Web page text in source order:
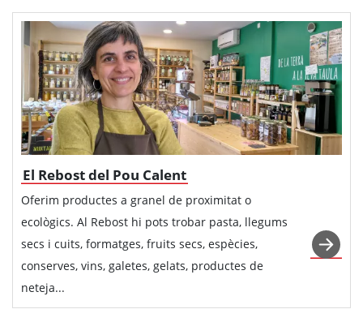
El Rebost del Pou Calent
Oferim productes a granel de proximitat o
ecològics. Al Rebost hi pots trobar pasta, llegums
secs i cuits, formatges, fruits secs, espècies,
conserves, vins, galetes, gelats, productes de
neteja...